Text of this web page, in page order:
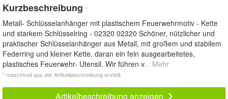
Kurzbeschreibung *
Metall- Schlüsselanhänger mit plastischem Feuerwehrmotiv - Kette
und starkem Schlüsselring - 02320 02320 Schöner, nützlicher und
praktischer Schlüsselanhänger aus Metall, mit großem und stabilem
Federring und kleiner Kette, daran ein fein ausgearbeitetes,
plastisches Feuerwehr- Utensil. Wir führen v... Mehr
* maschinell aus der Artikelbeschreibung erstellt
Artikelbeschreibung anzeigen